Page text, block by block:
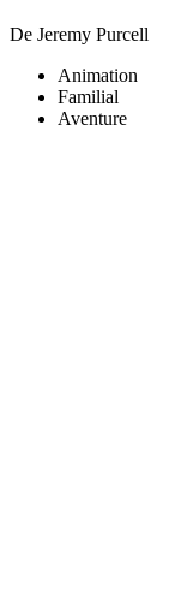
De Jeremy Purcell
Animation
Familial
Aventure